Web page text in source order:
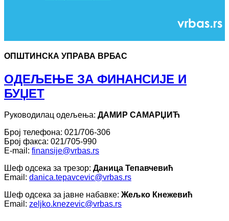
ОПШТИНСКА УПРАВА ВРБАС
ОДЕЉЕЊЕ ЗА ФИНАНСИЈЕ И
БУЏЕТ
Руководилац одељења: ДАМИР САМАРЏИЋ
Број телефона: 021/706-306
Број факса: 021/705-990
E-mail: finansije@vrbas.rs
Шеф одсека за трезор: Даница Тепавчевић
Email: danica.tepavcevic@vrbas.rs
Шеф одсека за јавне набавке: Жељко Кнежевић
Email: zeljko.knezevic@vrbas.rs